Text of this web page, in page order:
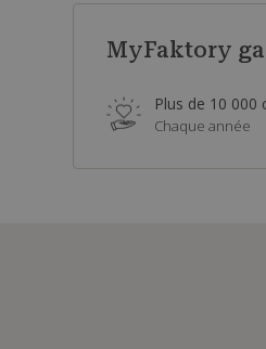
MyFaktory
Plus de 10 000
Chaque année